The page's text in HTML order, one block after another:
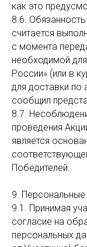
как это
8.6.
считается
с момента
необходимой
России» (или в
для доставки по
сообщил
8.7.
проведения
является
Победителей.
9.
9.1. Принимая
согласие на
персональных